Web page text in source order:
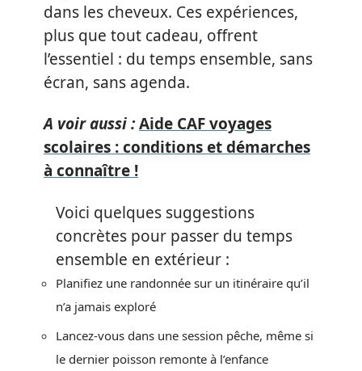
dans les cheveux. Ces expériences,
plus que tout cadeau, offrent
l’essentiel : du temps ensemble, sans
écran, sans agenda.
A voir aussi :Aide CAF voyages
scolaires : conditions et démarches
à connaître !
Voici quelques suggestions
concrètes pour passer du temps
ensemble en extérieur :
Planifiez une randonnée sur un itinéraire qu’il
n’a jamais exploré
Lancez-vous dans une session pêche, même si
le dernier poisson remonte à l’enfance